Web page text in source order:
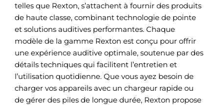
telles que Rexton, s’attachent à fournir des produits
de haute classe, combinant technologie de pointe
et solutions auditives performantes. Chaque
modèle de la gamme Rexton est conçu pour offrir
une expérience auditive optimale, soutenue par des
détails techniques qui facilitent l’entretien et
l’utilisation quotidienne. Que vous ayez besoin de
charger vos appareils avec un chargeur rapide ou
de gérer des piles de longue durée, Rexton propose